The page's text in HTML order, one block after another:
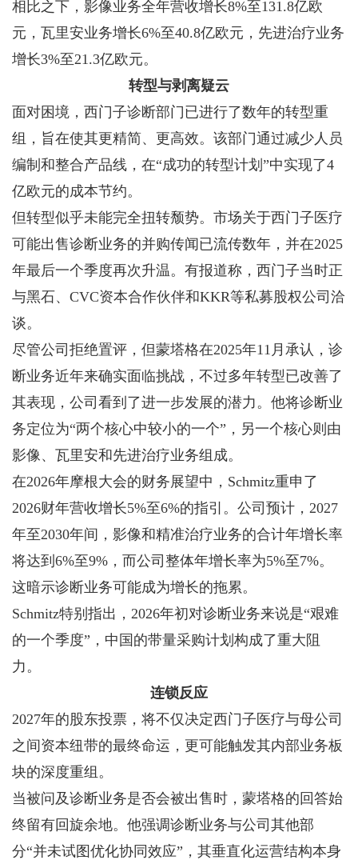
相比之下，影像业务全年营收增长8%至131.8亿欧
元，瓦里安业务增长6%至40.8亿欧元，先进治疗业务
增长3%至21.3亿欧元。
转型与剥离疑云
面对困境，西门子诊断部门已进行了数年的转型重
组，旨在使其更精简、更高效。该部门通过减少人员
编制和整合产品线，在“成功的转型计划”中实现了4
亿欧元的成本节约。
但转型似乎未能完全扭转颓势。市场关于西门子医疗
可能出售诊断业务的并购传闻已流传数年，并在2025
年最后一个季度再次升温。有报道称，西门子当时正
与黑石、CVC资本合作伙伴和KKR等私募股权公司洽
谈。
尽管公司拒绝置评，但蒙塔格在2025年11月承认，诊
断业务近年来确实面临挑战，不过多年转型已改善了
其表现，公司看到了进一步发展的潜力。他将诊断业
务定位为“两个核心中较小的一个”，另一个核心则由
影像、瓦里安和先进治疗业务组成。
在2026年摩根大会的财务展望中，Schmitz重申了
2026财年营收增长5%至6%的指引。公司预计，2027
年至2030年间，影像和精准治疗业务的合计年增长率
将达到6%至9%，而公司整体年增长率为5%至7%。
这暗示诊断业务可能成为增长的拖累。
Schmitz特别指出，2026年初对诊断业务来说是“艰难
的一个季度”，中国的带量采购计划构成了重大阻
力。
连锁反应
2027年的股东投票，将不仅决定西门子医疗与母公司
之间资本纽带的最终命运，更可能触发其内部业务板
块的深度重组。
当被问及诊断业务是否会被出售时，蒙塔格的回答始
终留有回旋余地。他强调诊断业务与公司其他部
分“并未试图优化协同效应”，其垂直化运营结构本身